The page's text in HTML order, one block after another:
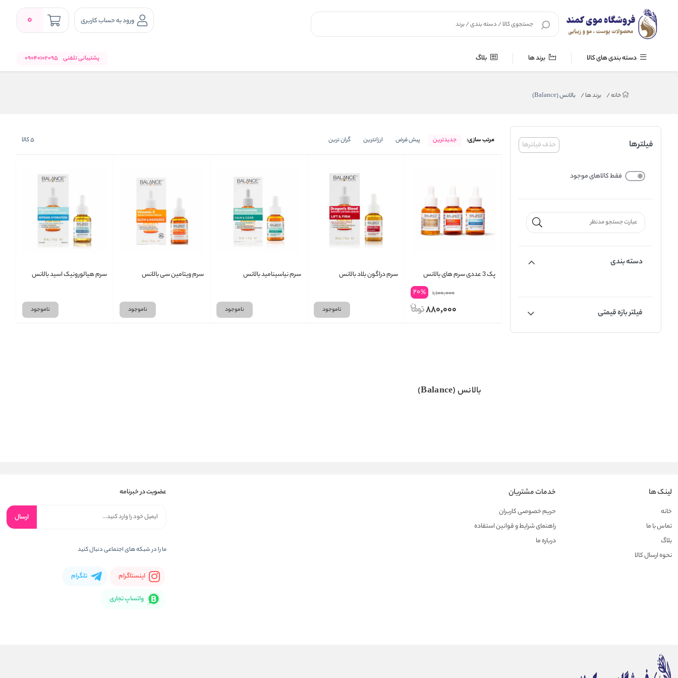
ورود به حساب کاربری 0
دسته بندی های کالا برند ها بلاگ پشتیبانی تلفنی 09040102095
خانه/ برند ها/ بالانس (Balance)
حذف فیلترها فیلترها
فقط کالاهای موجود
دسته بندی
فیلتر بازه قیمتی
مرتب سازی: جدیدترین پیش فرض ارزانترین گران ترین 5کالا
پک 3 عددی سرم های بالانس
1,100,000
20%
880,000
سرم دراگون بلاد بالانس
ناموجود
سرم نیاسینامید بالانس
ناموجود
سرم ویتامین سی بالانس
ناموجود
سرم هیالورونیک اسید بالانس
ناموجود
بالانس (Balance)
لینک ها
خانه
تماس با ما
بلاگ
نحوه ارسال کالا
خدمات مشتریان
حریم خصوصی کاربران
راهنمای شرایط و قوانین استفاده
درباره ما
عضویت در خبرنامه
ارسال
ما را در شبکه های اجتماعی دنبال کنید
اینستاگرام تلگرام
واتساپ تجاری